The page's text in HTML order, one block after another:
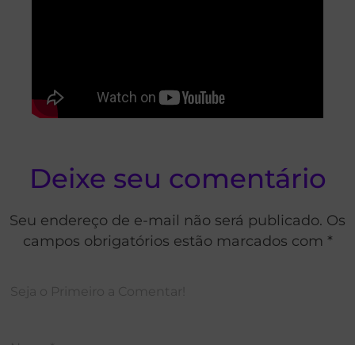
Deixe seu comentário
Seu endereço de e-mail não será publicado. Os
campos obrigatórios estão marcados com *